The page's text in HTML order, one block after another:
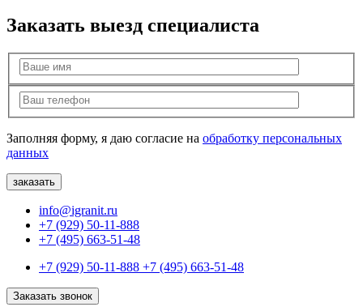
Заказать выезд специалиста
Заполняя форму, я даю согласие на обработку персональных
данных
info@igranit.ru
+7 (929) 50-11-888
+7 (495) 663-51-48
+7 (929) 50-11-888 +7 (495) 663-51-48
Заказать звонок